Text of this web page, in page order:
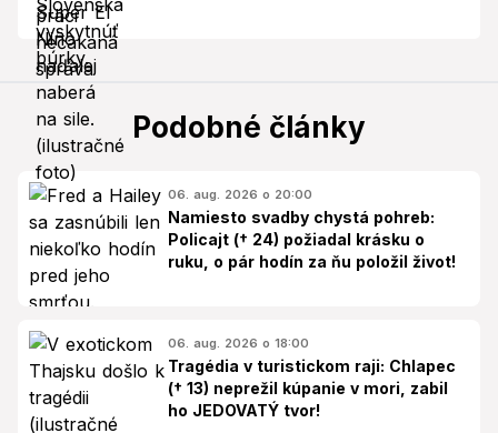
Podobné články
06. aug. 2026 o 20:00
Namiesto svadby chystá pohreb:
Policajt († 24) požiadal krásku o
ruku, o pár hodín za ňu položil život!
06. aug. 2026 o 18:00
Tragédia v turistickom raji: Chlapec
(† 13) neprežil kúpanie v mori, zabil
ho JEDOVATÝ tvor!